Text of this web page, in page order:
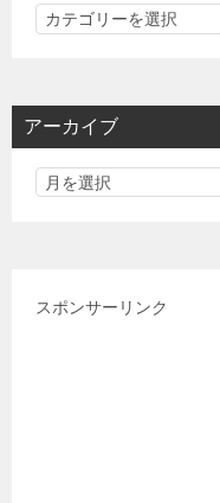
カ
リ
アーカイブ
スポンサーリンク